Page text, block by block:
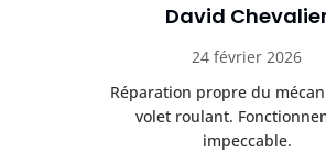
David
24 février 2026
Réparation propre du
volet roulant.
impeccable.